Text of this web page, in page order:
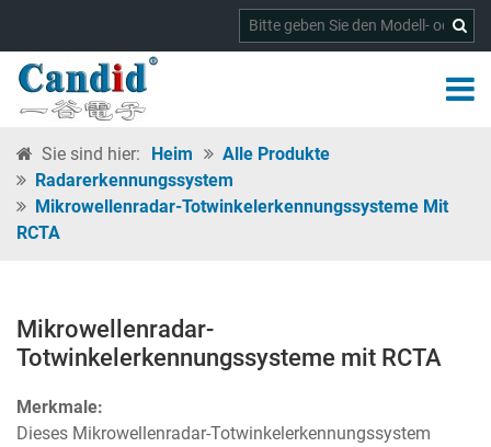
Sie sind hier: Heim
Alle Produkte
Radarerkennungssystem
Mikrowellenradar-Totwinkelerkennungssysteme Mit
RCTA
Mikrowellenradar-
Totwinkelerkennungssysteme mit RCTA
Merkmale:
Dieses Mikrowellenradar-Totwinkelerkennungssystem